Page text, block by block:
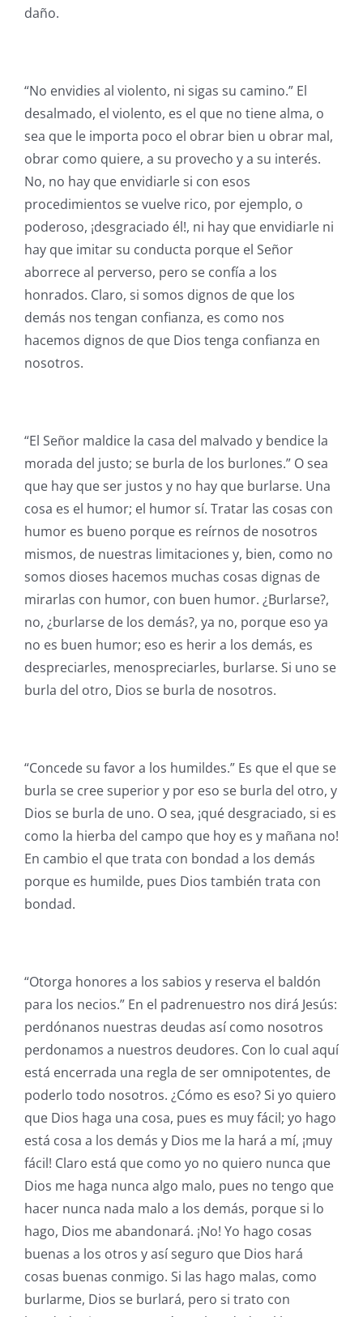
daño.
“No envidies al violento, ni sigas su camino.” El
desalmado, el violento, es el que no tiene alma, o
sea que le importa poco el obrar bien u obrar mal,
obrar como quiere, a su provecho y a su interés.
No, no hay que envidiarle si con esos
procedimientos se vuelve rico, por ejemplo, o
poderoso, ¡desgraciado él!, ni hay que envidiarle ni
hay que imitar su conducta porque el Señor
aborrece al perverso, pero se confía a los
honrados. Claro, si somos dignos de que los
demás nos tengan confianza, es como nos
hacemos dignos de que Dios tenga confianza en
nosotros.
“El Señor maldice la casa del malvado y bendice la
morada del justo; se burla de los burlones.” O sea
que hay que ser justos y no hay que burlarse. Una
cosa es el humor; el humor sí. Tratar las cosas con
humor es bueno porque es reírnos de nosotros
mismos, de nuestras limitaciones y, bien, como no
somos dioses hacemos muchas cosas dignas de
mirarlas con humor, con buen humor. ¿Burlarse?,
no, ¿burlarse de los demás?, ya no, porque eso ya
no es buen humor; eso es herir a los demás, es
despreciarles, menospreciarles, burlarse. Si uno se
burla del otro, Dios se burla de nosotros.
“Concede su favor a los humildes.” Es que el que se
burla se cree superior y por eso se burla del otro, y
Dios se burla de uno. O sea, ¡qué desgraciado, si es
como la hierba del campo que hoy es y mañana no!
En cambio el que trata con bondad a los demás
porque es humilde, pues Dios también trata con
bondad.
“Otorga honores a los sabios y reserva el baldón
para los necios.” En el padrenuestro nos dirá Jesús:
perdónanos nuestras deudas así como nosotros
perdonamos a nuestros deudores. Con lo cual aquí
está encerrada una regla de ser omnipotentes, de
poderlo todo nosotros. ¿Cómo es eso? Si yo quiero
que Dios haga una cosa, pues es muy fácil; yo hago
está cosa a los demás y Dios me la hará a mí, ¡muy
fácil! Claro está que como yo no quiero nunca que
Dios me haga nunca algo malo, pues no tengo que
hacer nunca nada malo a los demás, porque si lo
hago, Dios me abandonará. ¡No! Yo hago cosas
buenas a los otros y así seguro que Dios hará
cosas buenas conmigo. Si las hago malas, como
burlarme, Dios se burlará, pero si trato con